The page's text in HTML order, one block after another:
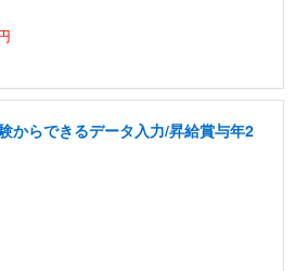
からできるデータ入力/昇給賞与年2